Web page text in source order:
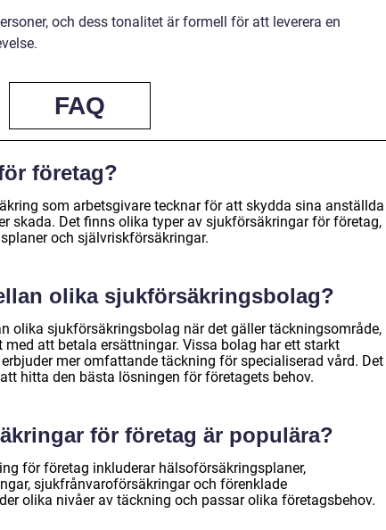
och dess tonalitet är formell för att leverera en
FAQ
företag?
som arbetsgivare tecknar för att skydda sina anställda
skada. Det finns olika typer av sjukförsäkringar för företag,
och självriskförsäkringar.
olika sjukförsäkringsbolag?
olika sjukförsäkringsbolag när det gäller täckningsområde,
med att betala ersättningar. Vissa bolag har ett starkt
mer omfattande täckning för specialiserad vård. Det
hitta den bästa lösningen för företagets behov.
för företag är populära?
för företag inkluderar hälsoförsäkringsplaner,
sjukfrånvaroförsäkringar och förenklade
olika nivåer av täckning och passar olika företagsbehov.